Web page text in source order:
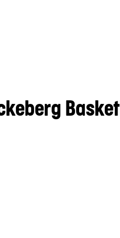
Basket